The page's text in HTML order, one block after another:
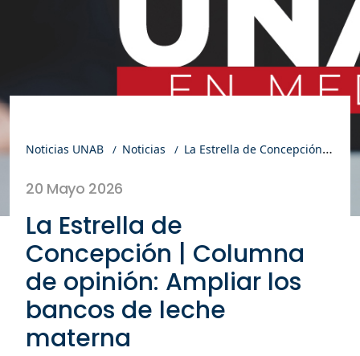
Noticias UNAB Noticias La Estrella de Concepción | Columna de opinión: Ampliar los bancos de leche materna
20 Mayo 2026
La Estrella de
Concepción | Columna
de opinión: Ampliar los
bancos de leche
materna